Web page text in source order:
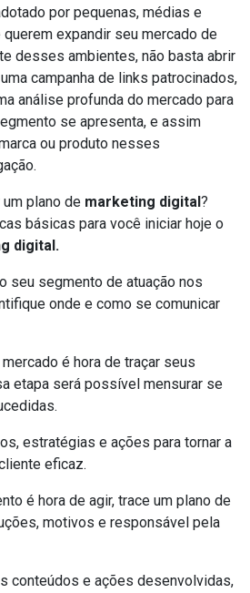
por pequenas, médias e
expandir seu mercado de
desses ambientes, não basta abrir
campanha de links patrocinados,
análise profunda do mercado para
se apresenta, e assim
ou produto nesses
plano de marketing digital?
básicas para você iniciar hoje o
digital.
seu segmento de atuação nos
onde e como se comunicar
é hora de traçar seus
etapa será possível mensurar se
estratégias e ações para tornar a
eficaz.
é hora de agir, trace um plano de
motivos e responsável pela
conteúdos e ações desenvolvidas,